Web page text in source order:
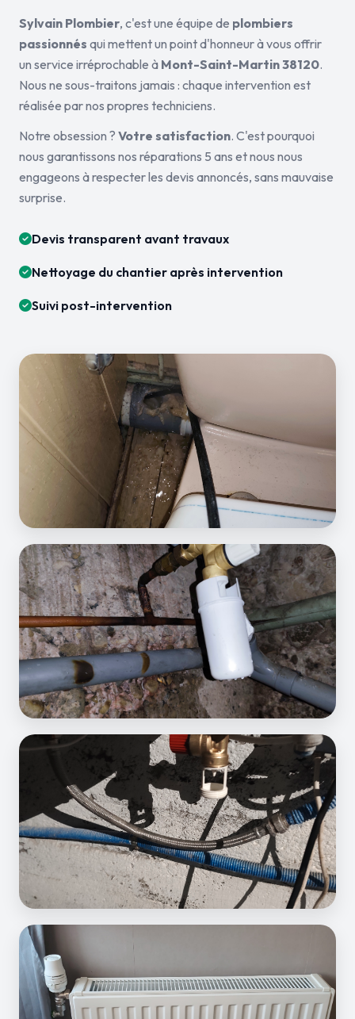
Sylvain Plombier, c'est une équipe de plombiers
passionnés qui mettent un point d'honneur à vous offrir
un service irréprochable à Mont-Saint-Martin 38120.
Nous ne sous-traitons jamais : chaque intervention est
réalisée par nos propres techniciens.
Notre obsession ? Votre satisfaction. C'est pourquoi
nous garantissons nos réparations 5 ans et nous nous
engageons à respecter les devis annoncés, sans mauvaise
surprise.
Devis transparent avant travaux
Nettoyage du chantier après intervention
Suivi post-intervention